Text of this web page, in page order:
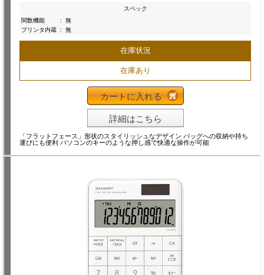
スペック
関数機能
:
無
プリンタ内蔵 : 無
在庫状況
在庫あり
カートに入れる
詳細はこちら
「フラットフェース」形状のスタイリッシュなデザイン バッグへの収納や持ち
運びにも便利 パソコンのキーのような押し感で快適な操作が可能